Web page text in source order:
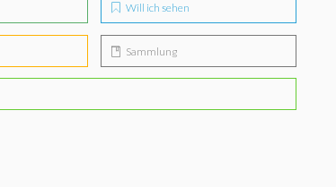
Will ich sehen
Sammlung